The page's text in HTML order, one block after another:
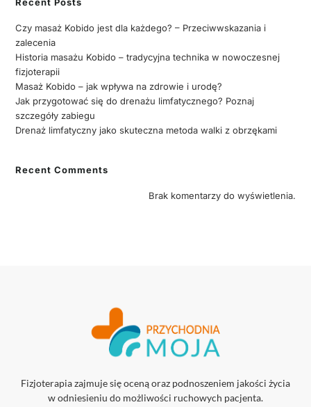
Czy masaż Kobido jest dla każdego? – Przeciwwskazania i
zalecenia
Historia masażu Kobido – tradycyjna technika w nowoczesnej
fizjoterapii
Masaż Kobido – jak wpływa na zdrowie i urodę?
Jak przygotować się do drenażu limfatycznego? Poznaj
szczegóły zabiegu
Drenaż limfatyczny jako skuteczna metoda walki z obrzękami
Recent Comments
Brak komentarzy do wyświetlenia.
Fizjoterapia zajmuje się oceną oraz podnoszeniem jakości życia
w odniesieniu do możliwości ruchowych pacjenta.